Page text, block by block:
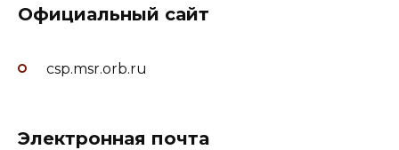
Официальный сайт
csp.msr.orb.ru
Электронная почта